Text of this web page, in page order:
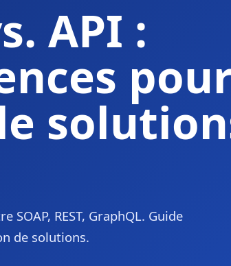
API :
REST, GraphQL. Guide
de solutions.